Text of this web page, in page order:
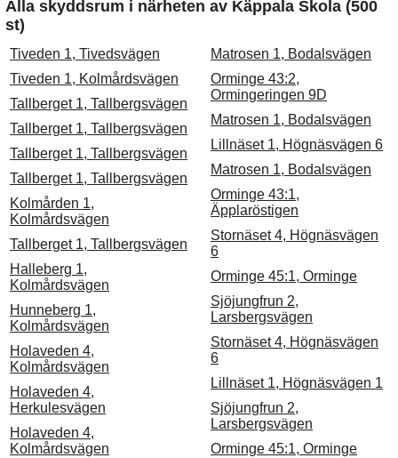
Alla skyddsrum i närheten av Käppala Skola (500
st)
Tiveden 1, Tivedsvägen
Tiveden 1, Kolmårdsvägen
Tallberget 1, Tallbergsvägen
Tallberget 1, Tallbergsvägen
Tallberget 1, Tallbergsvägen
Tallberget 1, Tallbergsvägen
Kolmården 1,
Kolmårdsvägen
Tallberget 1, Tallbergsvägen
Halleberg 1,
Kolmårdsvägen
Hunneberg 1,
Kolmårdsvägen
Holaveden 4,
Kolmårdsvägen
Holaveden 4,
Herkulesvägen
Holaveden 4,
Kolmårdsvägen
Matrosen 1, Bodalsvägen
Orminge 43:2,
Ormingeringen 9D
Matrosen 1, Bodalsvägen
Lillnäset 1, Högnäsvägen 6
Matrosen 1, Bodalsvägen
Orminge 43:1,
Äpplaröstigen
Stornäset 4, Högnäsvägen
6
Orminge 45:1, Orminge
Sjöjungfrun 2,
Larsbergsvägen
Stornäset 4, Högnäsvägen
6
Lillnäset 1, Högnäsvägen 1
Sjöjungfrun 2,
Larsbergsvägen
Orminge 45:1, Orminge